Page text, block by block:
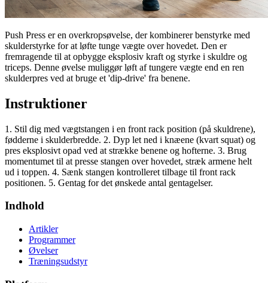
Push Press er en overkropsøvelse, der kombinerer benstyrke med
skulderstyrke for at løfte tunge vægte over hovedet. Den er
fremragende til at opbygge eksplosiv kraft og styrke i skuldre og
triceps. Denne øvelse muliggør løft af tungere vægte end en ren
skulderpres ved at bruge et 'dip-drive' fra benene.
Instruktioner
1. Stil dig med vægtstangen i en front rack position (på skuldrene),
fødderne i skulderbredde. 2. Dyp let ned i knæene (kvart squat) og
pres eksplosivt opad ved at strække benene og hofterne. 3. Brug
momentumet til at presse stangen over hovedet, stræk armene helt
ud i toppen. 4. Sænk stangen kontrolleret tilbage til front rack
positionen. 5. Gentag for det ønskede antal gentagelser.
Indhold
Artikler
Programmer
Øvelser
Træningsudstyr